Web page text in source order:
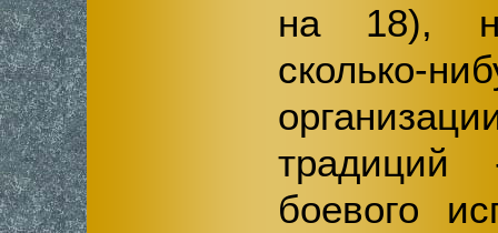
на 18),
сколько-
боевого